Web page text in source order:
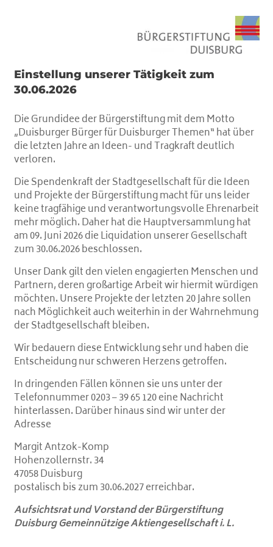
Einstellung unserer Tätigkeit zum
30.06.2026
Die Grundidee der Bürgerstiftung mit dem Motto
„Duisburger Bürger für Duisburger Themen“ hat über
die letzten Jahre an Ideen- und Tragkraft deutlich
verloren.
Die Spendenkraft der Stadtgesellschaft für die Ideen
und Projekte der Bürgerstiftung macht für uns leider
keine tragfähige und verantwortungsvolle Ehrenarbeit
mehr möglich. Daher hat die Hauptversammlung hat
am 09. Juni 2026 die Liquidation unserer Gesellschaft
zum 30.06.2026 beschlossen.
Unser Dank gilt den vielen engagierten Menschen und
Partnern, deren großartige Arbeit wir hiermit würdigen
möchten. Unsere Projekte der letzten 20 Jahre sollen
nach Möglichkeit auch weiterhin in der Wahrnehmung
der Stadtgesellschaft bleiben.
Wir bedauern diese Entwicklung sehr und haben die
Entscheidung nur schweren Herzens getroffen.
In dringenden Fällen können sie uns unter der
Telefonnummer0203 – 39 65 120eine Nachricht
hinterlassen. Darüber hinaus sind wir unter der
Adresse
Margit Antzok-Komp
Hohenzollernstr. 34
47058 Duisburg
postalisch bis zum 30.06.2027 erreichbar.
Aufsichtsrat und Vorstand der Bürgerstiftung
Duisburg Gemeinnützige Aktiengesellschaft i. L.